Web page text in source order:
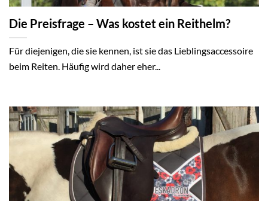
Die Preisfrage – Was kostet ein Reithelm?
Für diejenigen, die sie kennen, ist sie das Lieblingsaccessoire
beim Reiten. Häufig wird daher eher...